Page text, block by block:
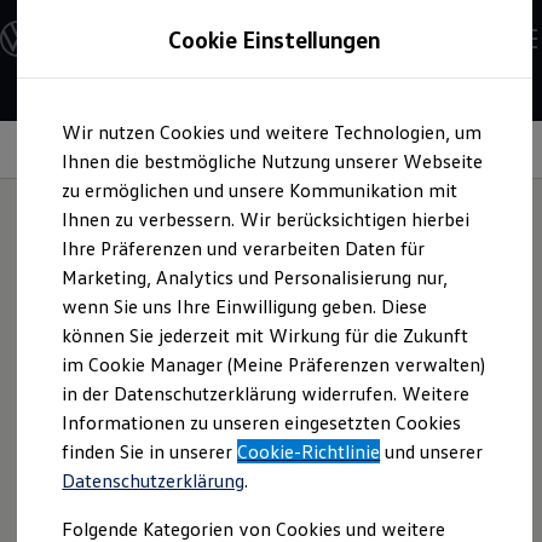
Hauptinhalt
springen
Footer
springen
Modelle und Konfigurator
Konfigurator
Modelle vergleichen
Elektroautos
ENERGY Sondermodelle
Nutzfahrzeuge
SUV und CUV
Familienautos
Kombis
Kompaktwagen
Sportwagen
Schnell verfügbare Fahrzeuge
Angebote und Produkte
Aktuelle Angebote
E-Auto-Förderung
Volkswagen Marktplatz
Die ENERGY Sondermodelle
Junge Gebrauchtwagen und Gebrauchtwagen
Volkswagen Zertifizierte Gebrauchtwagen
Elektromobilität bei Gebrauchtwagen
Saisonangebote
Information
AdBlue®
AdBlue®ist eine geruchlose Harnstofflösung, die bei Diesel-
Modellen mit SCR-Technologie zum Einsatz kommt. Sie
reduziert schädliche Stickoxide in den Abgasen von
Dieselfahrzeugen. Was Sie tun müssen? Nach Aufleuchten
der Anzeige oder nach mehreren tausend Kilometern
AdBlue®nachfüllen und Vorteile genießen.
Cookie Einstellungen
Wir nutzen Cookies und weitere Technologien, um
Ihnen die bestmögliche Nutzung unserer Webseite
zu ermöglichen und unsere Kommunikation mit
Ihnen zu verbessern. Wir berücksichtigen hierbei
Ihre Präferenzen und verarbeiten Daten für
Marketing, Analytics und Personalisierung nur,
wenn Sie uns Ihre Einwilligung geben. Diese
können Sie jederzeit mit Wirkung für die Zukunft
im Cookie Manager (Meine Präferenzen verwalten)
in der Datenschutzerklärung widerrufen. Weitere
Informationen zu unseren eingesetzten Cookies
finden Sie in unsererCookie-Richtlinie und unserer
Datenschutzerklärung.
Folgende Kategorien von Cookies und weitere